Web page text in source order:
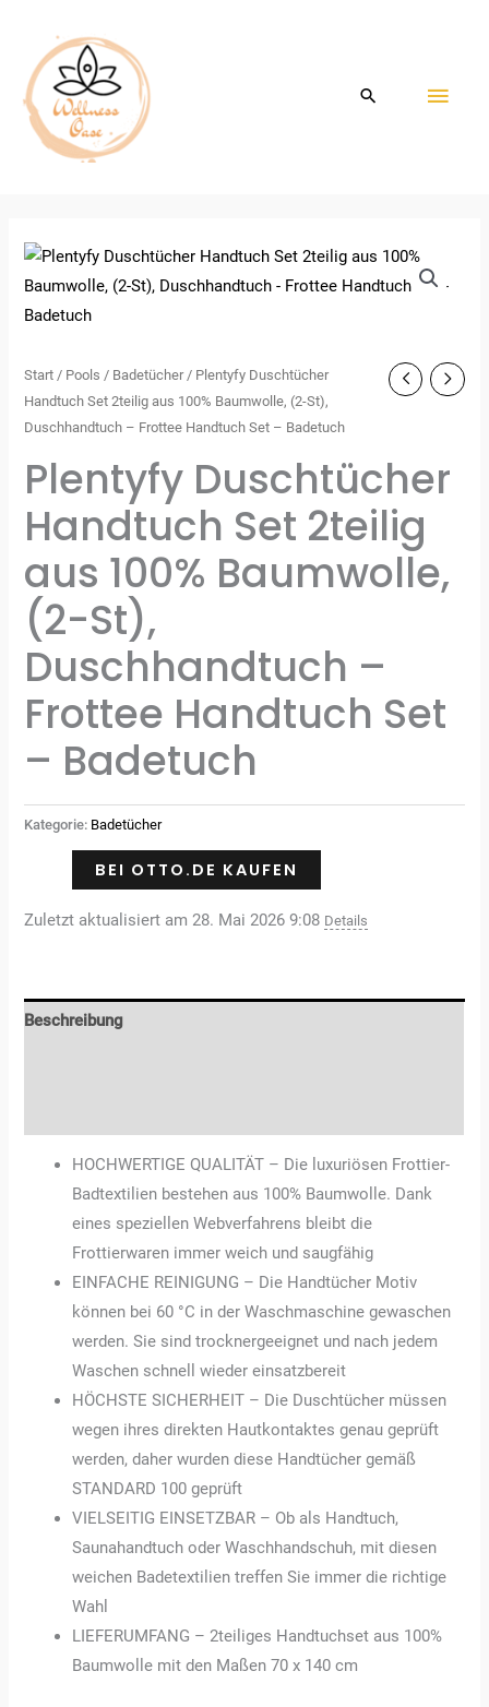
springen
Start / Pools / Badetücher/ Plentyfy Duschtücher
Handtuch Set 2teilig aus 100% Baumwolle, (2-St),
Duschhandtuch – Frottee Handtuch Set – Badetuch
Plentyfy Duschtücher
Handtuch Set 2teilig
aus 100% Baumwolle,
(2-St),
Duschhandtuch –
Frottee Handtuch Set
– Badetuch
Kategorie: Badetücher
BEI OTTO.DE KAUFEN
Zuletzt aktualisiert am 28. Mai 2026 9:08 Details
Beschreibung
HOCHWERTIGE QUALITÄT – Die luxuriösen Frottier-
Badtextilien bestehen aus 100% Baumwolle. Dank
eines speziellen Webverfahrens bleibt die
Frottierwaren immer weich und saugfähig
EINFACHE REINIGUNG – Die Handtücher Motiv
können bei 60 °C in der Waschmaschine gewaschen
werden. Sie sind trocknergeeignet und nach jedem
Waschen schnell wieder einsatzbereit
HÖCHSTE SICHERHEIT – Die Duschtücher müssen
wegen ihres direkten Hautkontaktes genau geprüft
werden, daher wurden diese Handtücher gemäß
STANDARD 100 geprüft
VIELSEITIG EINSETZBAR – Ob als Handtuch,
Saunahandtuch oder Waschhandschuh, mit diesen
weichen Badetextilien treffen Sie immer die richtige
Wahl
LIEFERUMFANG – 2teiliges Handtuchset aus 100%
Baumwolle mit den Maßen 70 x 140 cm